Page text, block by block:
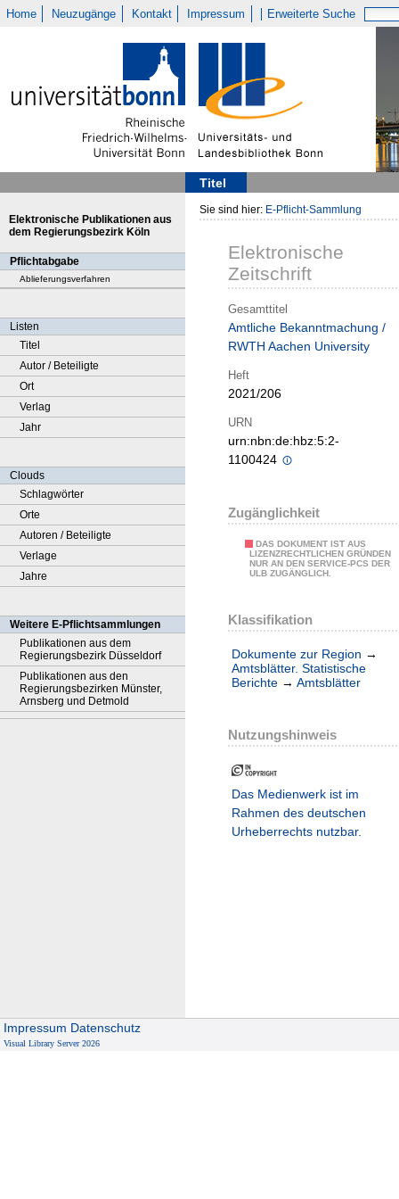
Home Neuzugänge Kontakt Impressum Erweiterte Suche
Titel
Elektronische Publikationen aus
dem Regierungsbezirk Köln
Pflichtabgabe
Ablieferungsverfahren
Listen
Titel
Autor / Beteiligte
Ort
Verlag
Jahr
Clouds
Schlagwörter
Orte
Autoren / Beteiligte
Verlage
Jahre
Weitere E-Pflichtsammlungen
Publikationen aus dem
Regierungsbezirk Düsseldorf
Publikationen aus den
Regierungsbezirken Münster,
Arnsberg und Detmold
Sie sind hier: E-Pflicht-Sammlung
Elektronische
Zeitschrift
Gesamttitel
Amtliche Bekanntmachung /
RWTH Aachen University
Heft
2021/206
URN
urn:nbn:de:hbz:5:2-
1100424
Zugänglichkeit
DAS DOKUMENT IST AUS
LIZENZRECHTLICHEN GRÜNDEN
NUR AN DEN SERVICE-PCS DER
ULB ZUGÄNGLICH.
Klassifikation
Dokumente zur Region →
Amtsblätter. Statistische
Berichte → Amtsblätter
Nutzungshinweis
Das Medienwerk ist im
Rahmen des deutschen
Urheberrechts nutzbar.
Impressum Datenschutz
Visual Library Server 2026